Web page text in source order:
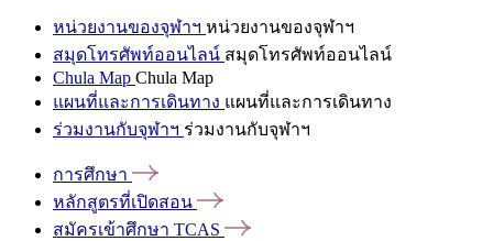
หน่วยงานของจุฬาฯ หน่วยงานของจุฬาฯ
สมุดโทรศัพท์ออนไลน์ สมุดโทรศัพท์ออนไลน์
Chula Map Chula Map
แผนที่และการเดินทาง แผนที่และการเดินทาง
ร่วมงานกับจุฬาฯ ร่วมงานกับจุฬาฯ
การศึกษา
หลักสูตรที่เปิดสอน
สมัครเข้าศึกษา TCAS